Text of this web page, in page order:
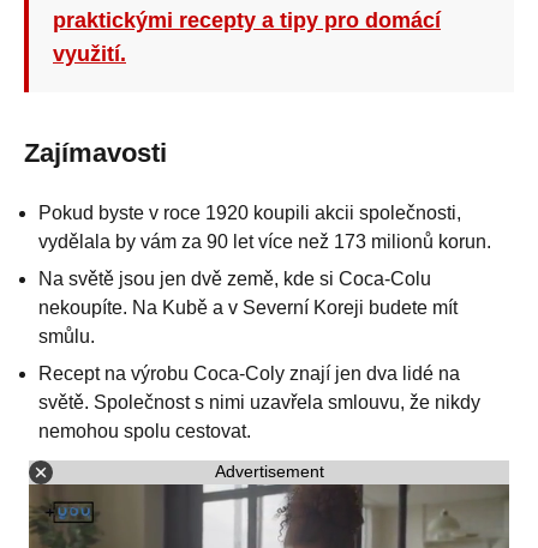
praktickými recepty a tipy pro domácí
využití.
Zajímavosti
Pokud byste v roce 1920 koupili akcii společnosti,
vydělala by vám za 90 let více než 173 milionů korun.
Na světě jsou jen dvě země, kde si Coca-Colu
nekoupíte. Na Kubě a v Severní Koreji budete mít
smůlu.
Recept na výrobu Coca-Coly znají jen dva lidé na
světě. Společnost s nimi uzavřela smlouvu, že nikdy
nemohou spolu cestovat.
Advertisement